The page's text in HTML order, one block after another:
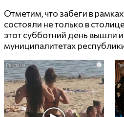
Отметим, что забеги в
состояли не только в
этот субботний день вышли
муниципалитетах
i